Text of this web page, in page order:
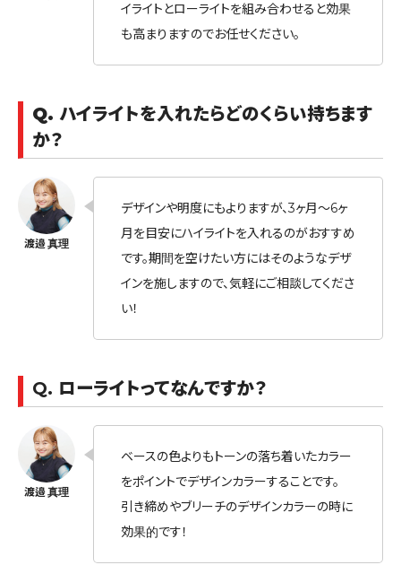
イライトとローライトを組み合わせると効果
も高まりますのでお任せください。
Q. ハイライトを入れたらどのくらい持ちます
か？
デザインや明度にもよりますが、3ヶ月〜6ヶ
月を目安にハイライトを入れるのがおすすめ
です。期間を空けたい方にはそのようなデザ
インを施しますので、気軽にご相談してくださ
い！
Q. ローライトってなんですか？
ベースの色よりもトーンの落ち着いたカラー
をポイントでデザインカラーすることです。
引き締めやブリーチのデザインカラーの時に
効果的です！